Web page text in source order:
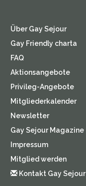
Über Gay Sejour
Gay Friendly charta
FAQ
Aktionsangebote
Privileg-Angebote
Mitgliederkalender
Newsletter
Gay Sejour Magazine
Impressum
Mitglied werden
Kontakt Gay Sejour